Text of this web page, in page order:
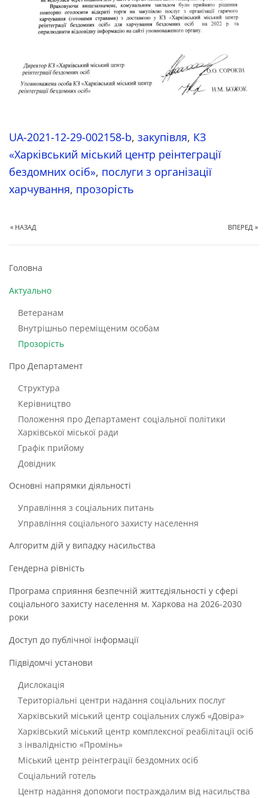
UA-2021-12-29-002158-b, закупівля, КЗ
«Харківський міський центр реінтеграції
бездомних осіб», послуги з організації
харчування, прозорість
« НАЗАД ВПЕРЕД »
Головна
Актуально
Ветеранам
Внутрішньо переміщеним особам
Прозорість
Про Департамент
Структура
Керівництво
Положення про Департамент соціальної політики
Харківської міської ради
Графік прийому
Довідник
Основні напрямки діяльності
Управління з соціальних питань
Управління соціального захисту населення
Алгоритм дій у випадку насильства
Гендерна рівність
Програма сприяння безпечній життєдіяльності у сфері
соціального захисту населення м. Харкова на 2026-2030
роки
Доступ до публічної інформації
Підвідомчі установи
Дислокація
Територіальні центри надання соціальних послуг
Харківський міський центр соціальних служб «Довіра»
Харківський міський центр комплексної реабілітації осіб
з інвалідністю «Промінь»
Міський центр реінтеграції бездомних осіб
Соціальний готель
Центр надання допомоги постраждалим від насильства